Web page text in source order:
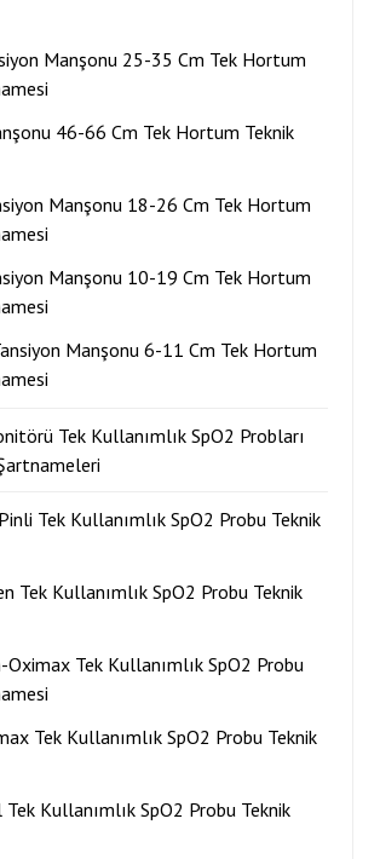
Manşonu 25-35 Cm Tek Hortum
46-66 Cm Tek Hortum Teknik
Manşonu 18-26 Cm Tek Hortum
Manşonu 10-19 Cm Tek Hortum
Manşonu 6-11 Cm Tek Hortum
Tek Kullanımlık SpO2 Probları
Tek Kullanımlık SpO2 Probu Teknik
Tek Kullanımlık SpO2 Probu Teknik
Tek Kullanımlık SpO2 Probu
Tek Kullanımlık SpO2 Probu Teknik
Tek Kullanımlık SpO2 Probu Teknik